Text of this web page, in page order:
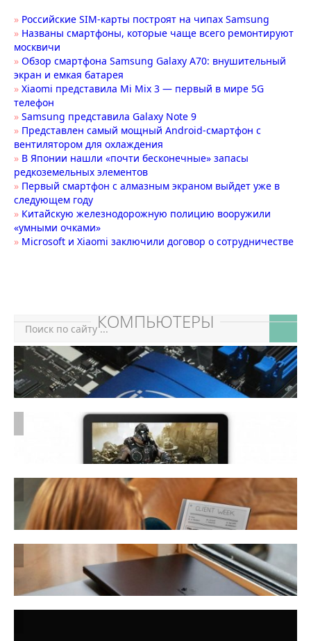
» Российские SIM-карты построят на чипах Samsung
» Названы смартфоны, которые чаще всего ремонтируют
москвичи
» Обзор смартфона Samsung Galaxy A70: внушительный
экран и емкая батарея
» Xiaomi представила Mi Mix 3 — первый в мире 5G
телефон
» Samsung представила Galaxy Note 9
» Представлен самый мощный Android-смартфон с
вентилятором для охлаждения
» В Японии нашли «почти бесконечные» запасы
редкоземельных элементов
» Первый смартфон с алмазным экраном выйдет уже в
следующем году
» Китайскую железнодорожную полицию вооружили
«умными очками»
» Microsoft и Xiaomi заключили договор о сотрудничестве
КОМПЬЮТЕРЫ